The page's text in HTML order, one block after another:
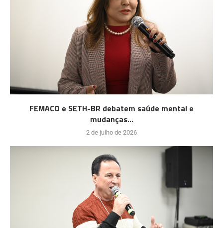
FEMACO e SETH-BR debatem saúde mental e
mudanças...
2 de julho de 2026